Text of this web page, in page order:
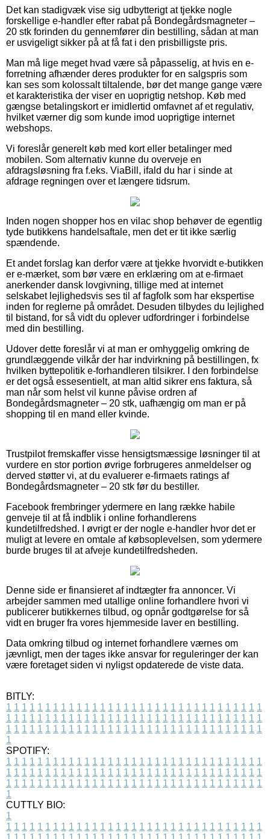
Det kan stadigvæk vise sig udbytterigt at tjekke nogle
forskellige e-handler efter rabat på Bondegårdsmagneter –
20 stk forinden du gennemfører din bestilling, sådan at man
er usvigeligt sikker på at få fat i den prisbilligste pris.
Man må lige meget hvad være så påpasselig, at hvis en e-
forretning afhænder deres produkter for en salgspris som
kan ses som kolossalt tiltalende, bør det mange gange være
et karakteristika der viser en uoprigtig netshop. Køb med
gængse betalingskort er imidlertid omfavnet af et regulativ,
hvilket værner dig som kunde imod uoprigtige internet
webshops.
Vi foreslår generelt køb med kort eller betalinger med
mobilen. Som alternativ kunne du overveje en
afdragsløsning fra f.eks. ViaBill, ifald du har i sinde at
afdrage regningen over et længere tidsrum.
Inden nogen shopper hos en vilac shop behøver de egentlig
tyde butikkens handelsaftale, men det er tit ikke særlig
spændende.
Et andet forslag kan derfor være at tjekke hvorvidt e-butikken
er e-mærket, som bør være en erklæring om at e-firmaet
anerkender dansk lovgivning, tillige med at internet
selskabet lejlighedsvis ses til af fagfolk som har ekspertise
inden for reglerne på området. Desuden tilbydes du lejlighed
til bistand, for så vidt du oplever udfordringer i forbindelse
med din bestilling.
Udover dette foreslår vi at man er omhyggelig omkring de
grundlæggende vilkår der har indvirkning på bestillingen, fx
hvilken byttepolitik e-forhandleren tilsikrer. I den forbindelse
er det også essesentielt, at man altid sikrer ens faktura, så
man når som helst vil kunne påvise ordren af
Bondegårdsmagneter – 20 stk, uafhængig om man er på
shopping til en mand eller kvinde.
Trustpilot fremskaffer visse hensigtsmæssige løsninger til at
vurdere en stor portion øvrige forbrugeres anmeldelser og
derved støtter vi, at du evaluerer e-firmaets ratings af
Bondegårdsmagneter – 20 stk før du bestiller.
Facebook frembringer ydermere en lang række habile
genveje til at få indblik i online forhandlerens
kundetilfredshed. I øvrigt er der nogle e-handler hvor det er
muligt at levere en omtale af købsoplevelsen, som ydermere
burde bruges til at afveje kundetilfredsheden.
Denne side er finansieret af indtægter fra annoncer. Vi
arbejder sammen med utallige online forhandlere hvori vi
publicerer butikkernes tilbud, og opnår godtgørelse for så
vidt en bruger fra vores hjemmeside laver en bestilling.
Data omkring tilbud og internet forhandlere værnes om
jævnligt, men der tages ikke ansvar for reguleringer der kan
være foretaget siden vi nyligst opdaterede de viste data.
BITLY:
1 1 1 1 1 1 1 1 1 1 1 1 1 1 1 1 1 1 1 1 1 1 1 1 1 1 1 1 1 1 1 1 1
1 1 1 1 1 1 1 1 1 1 1 1 1 1 1 1 1 1 1 1 1 1 1 1 1 1 1 1 1 1 1 1 1
1 1 1 1 1 1 1 1 1 1 1 1 1 1 1 1 1 1 1 1 1 1 1 1 1 1 1 1 1 1 1 1 1
1
SPOTIFY:
1 1 1 1 1 1 1 1 1 1 1 1 1 1 1 1 1 1 1 1 1 1 1 1 1 1 1 1 1 1 1 1 1
1 1 1 1 1 1 1 1 1 1 1 1 1 1 1 1 1 1 1 1 1 1 1 1 1 1 1 1 1 1 1 1 1
1 1 1 1 1 1 1 1 1 1 1 1 1 1 1 1 1 1 1 1 1 1 1 1 1 1 1 1 1 1 1 1 1
1
CUTTLY BIO:
1
1 1 1 1 1 1 1 1 1 1 1 1 1 1 1 1 1 1 1 1 1 1 1 1 1 1 1 1 1 1 1 1 1